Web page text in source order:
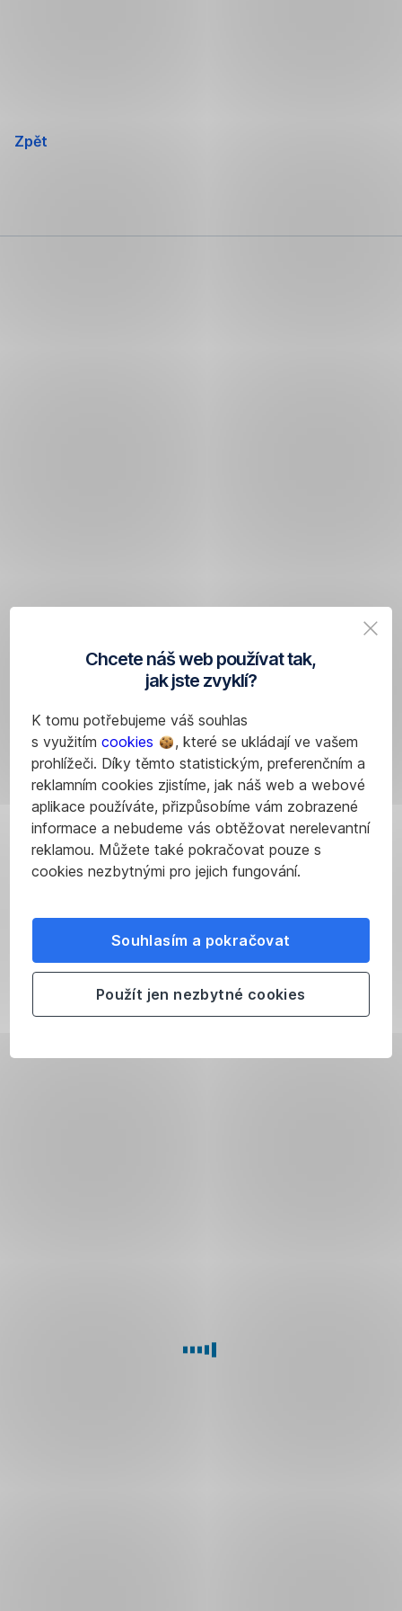
Chcete náš web používat tak,
jak jste zvyklí?
K tomu potřebujeme váš souhlas
s využitím cookies
, které se ukládají ve vašem
prohlížeči. Díky těmto statistickým, preferenčním a
reklamním cookies zjistíme, jak náš web a webové
aplikace používáte, přizpůsobíme vám zobrazené
informace a nebudeme vás obtěžovat nerelevantní
reklamou. Můžete také pokračovat pouze s
cookies nezbytnými pro jejich fungování.
Souhlasím a pokračovat
Použít jen nezbytné cookies
Zpět